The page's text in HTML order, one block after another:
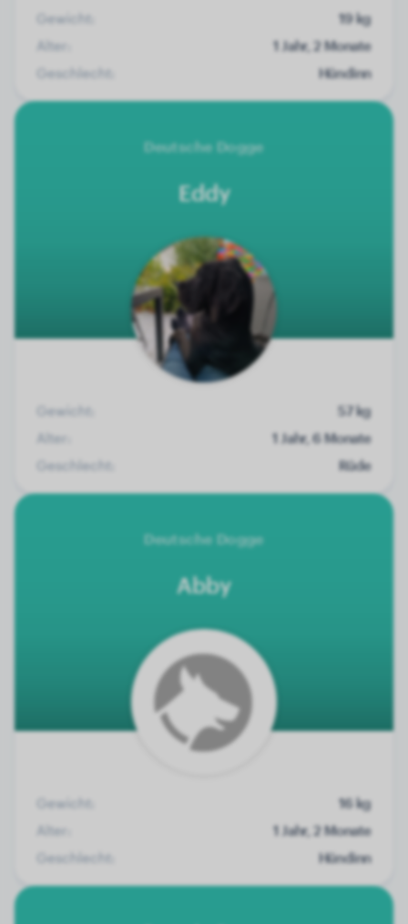
Gewicht:
19 kg
Alter:
1 Jahr, 2 Monate
Geschlecht:
Hündinn
Deutsche Dogge
Eddy
Gewicht:
57 kg
Alter:
1 Jahr, 6 Monate
Geschlecht:
Rüde
Deutsche Dogge
Abby
Gewicht:
16 kg
Alter:
1 Jahr, 2 Monate
Geschlecht:
Hündinn